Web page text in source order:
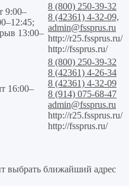
9:00–
13:00–
8 (800) 250-39-32
8 (42361) 4-32-09,
admin@fssprus.ru
http://r25.fssprus.ru/
http://fssprus.ru/
16:00–
8 (800) 250-39-32
8 (42361) 4-26-34
8 (42361) 4-32-09
8 (914) 075-68-47
admin@fssprus.ru
http://r25.fssprus.ru/
http://fssprus.ru/
выбрать ближайший адрес